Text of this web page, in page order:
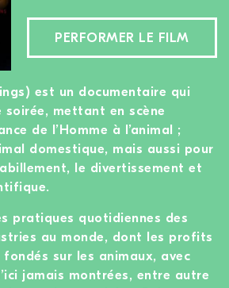
PERFORMER LE FILM
est un documentaire qui
mettant en scène
de l’Homme à l’animal ;
domestique, mais aussi pour
le divertissement et
pratiques quotidiennes des
au monde, dont les profits
sur les animaux, avec
jamais montrées, entre autre